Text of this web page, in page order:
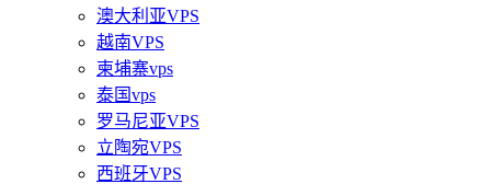
澳大利亚VPS
越南VPS
柬埔寨vps
泰国vps
罗马尼亚VPS
立陶宛VPS
西班牙VPS